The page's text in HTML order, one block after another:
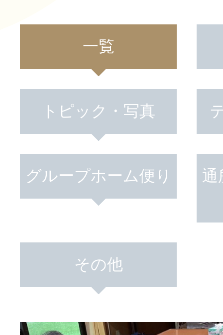
一覧
トピック・写真
グループホーム便り 通
その他
事業所紹介
はなぶさ消化器・内視鏡
介護老人保健施設 長寿の
短期入所療養介護ショー
長寿の里通所リハビリテ
活動のご報
トピック・写真
デイサービス便り
採用情報
活動のご